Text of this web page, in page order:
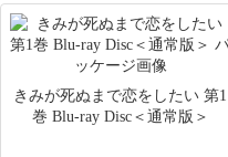
きみが死ぬまで恋をしたい 第1
巻 Blu-ray Disc＜通常版＞